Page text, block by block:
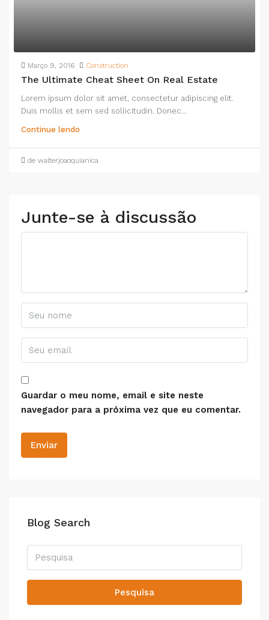
Março 9, 2016 Construction
The Ultimate Cheat Sheet On Real Estate
Lorem ipsum dolor sit amet, consectetur adipiscing elit.
Duis mollis et sem sed sollicitudin. Donec...
Continue lendo
de walterjoaoquianica
Junte-se à discussão
Guardar o meu nome, email e site neste
navegador para a próxima vez que eu comentar.
Blog Search
Pesquisa